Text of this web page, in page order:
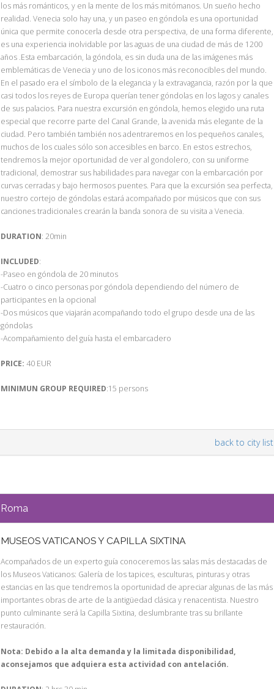
los más románticos, y en la mente de los más mitómanos. Un sueño hecho
realidad. Venecia solo hay una, y un paseo en góndola es una oportunidad
única que permite conocerla desde otra perspectiva, de una forma diferente,
es una experiencia inolvidable por las aguas de una ciudad de más de 1200
años .Esta embarcación, la góndola, es sin duda una de las imágenes más
emblemáticas de Venecia y uno de los iconos más reconocibles del mundo.
En el pasado era el símbolo de la elegancia y la extravagancia, razón por la que
casi todos los reyes de Europa querían tener góndolas en los lagos y canales
de sus palacios. Para nuestra excursión en góndola, hemos elegido una ruta
especial que recorre parte del Canal Grande, la avenida más elegante de la
ciudad. Pero también también nos adentraremos en los pequeños canales,
muchos de los cuales sólo son accesibles en barco. En estos estrechos,
tendremos la mejor oportunidad de ver al gondolero, con su uniforme
tradicional, demostrar sus habilidades para navegar con la embarcación por
curvas cerradas y bajo hermosos puentes. Para que la excursión sea perfecta,
nuestro cortejo de góndolas estará acompañado por músicos que con sus
canciones tradicionales crearán la banda sonora de su visita a Venecia.
DURATION: 20min
INCLUDED:
-Paseo en góndola de 20 minutos
-Cuatro o cinco personas por góndola dependiendo del número de
participantes en la opcional
-Dos músicos que viajarán acompañando todo el grupo desde una de las
góndolas
-Acompañamiento del guía hasta el embarcadero
PRICE: 40 EUR
MINIMUN GROUP REQUIRED:15 persons
back to city list
Roma
MUSEOS VATICANOS Y CAPILLA SIXTINA
Acompañados de un experto guía conoceremos las salas más destacadas de
los Museos Vaticanos: Galería de los tapices, esculturas, pinturas y otras
estancias en las que tendremos la oportunidad de apreciar algunas de las más
importantes obras de arte de la antigüedad clásica y renacentista. Nuestro
punto culminante será la Capilla Sixtina, deslumbrante tras su brillante
restauración.
Nota: Debido a la alta demanda y la limitada disponibilidad,
aconsejamos que adquiera esta actividad con antelación.